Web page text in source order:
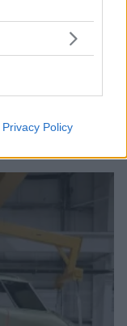
Privacy Policy
αν ο
αίτια